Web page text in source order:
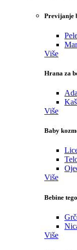
Previjanje
Više
Hrana za
Više
Baby
Više
Bebine
Više